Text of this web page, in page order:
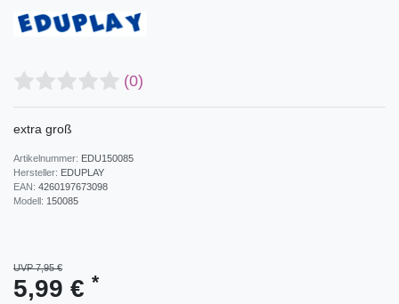
(0)
extra groß
Artikelnummer: EDU150085
Hersteller: EDUPLAY
EAN: 4260197673098
Modell: 150085
UVP 7,95 €
5,99 € *